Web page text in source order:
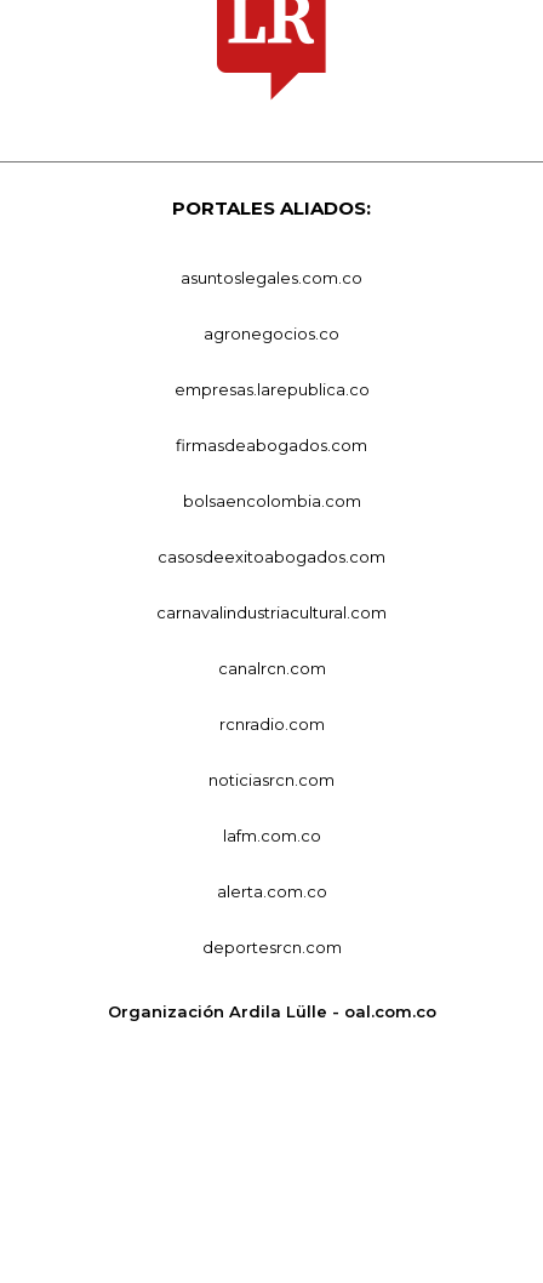
PORTALES ALIADOS:
asuntoslegales.com.co
agronegocios.co
empresas.larepublica.co
firmasdeabogados.com
bolsaencolombia.com
casosdeexitoabogados.com
carnavalindustriacultural.com
canalrcn.com
rcnradio.com
noticiasrcn.com
lafm.com.co
alerta.com.co
deportesrcn.com
Organización Ardila Lülle - oal.com.co